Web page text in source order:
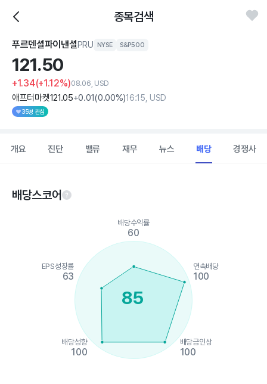
종목검색
푸르덴셜파이낸셜PRU NYSE S&P500
121.50
+1.34(+1.12%)08.06, USD
애프터마켓121.05+0.01(0.00%)16:15, USD
35명 관심
개요 진단 밸류 재무 뉴스 배당 경쟁사
배당스코어
The chart has 1 X axis displaying categories.
The chart has 1 Y axis displaying values. Data ranges from 60
85
배당수익률
60
연속배당
100
배당금인상
100
배당성향
100
EPS성장률
63